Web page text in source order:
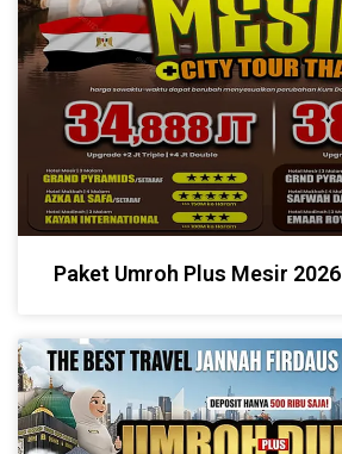
Paket Umroh Plus Mesir 2026